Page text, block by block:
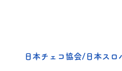
日本チェコ協会/日本スロ